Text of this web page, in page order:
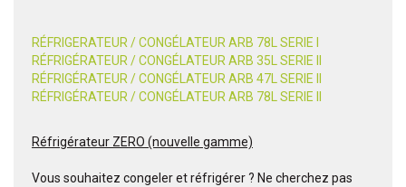
RÉFRIGERATEUR / CONGÉLATEUR ARB 78L SERIE I
RÉFRIGÉRATEUR / CONGÉLATEUR ARB 35L SERIE II
RÉFRIGÉRATEUR / CONGÉLATEUR ARB 47L SERIE II
RÉFRIGÉRATEUR / CONGÉLATEUR ARB 78L SERIE II
Réfrigérateur ZERO (nouvelle gamme)
Vous souhaitez congeler et réfrigérer ? Ne cherchez pas